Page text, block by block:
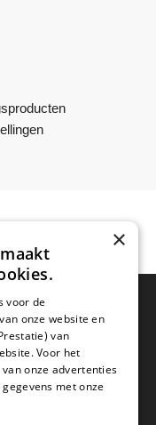
Tel.
Btw:
×
voor de
onze website en
van
Voor het
onze advertenties
met onze